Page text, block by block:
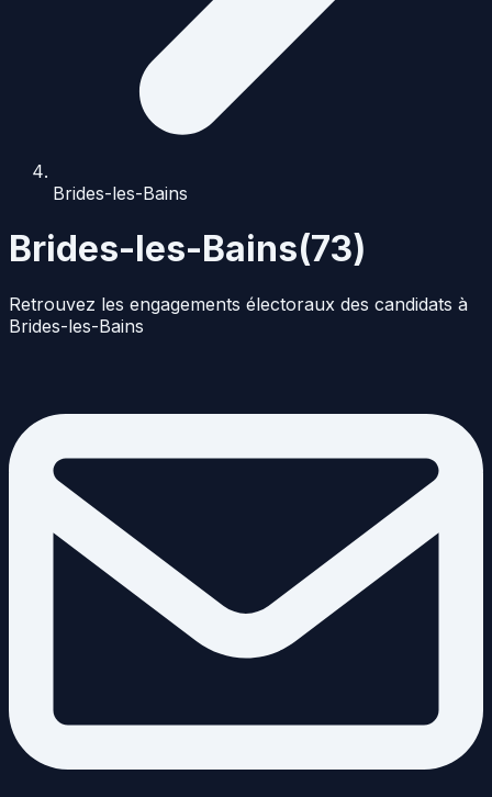
Brides-les-Bains
Brides-les-Bains(73)
Retrouvez les engagements électoraux des candidats à
Brides-les-Bains